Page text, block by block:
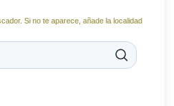
Si no te aparece, añade la localidad